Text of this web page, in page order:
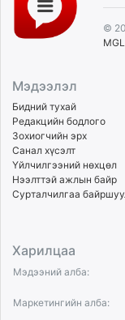
©
Мэдээлэл
Бидний тухай
Редакцийн бодлого
Зохиогчийн эрх
Санал хүсэлт
Үйлчилгээний нөхцөл
Нээлттэй ажлын байр
Сурталчилгаа
Харилцаа
Мэдээний алба:
Маркетингийн алба: